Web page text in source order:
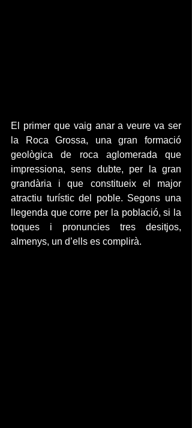
El primer que vaig anar a veure va ser
la Roca Grossa, una gran formació
geològica de roca aglomerada que
impressiona, sens dubte, per la gran
grandària i que constitueix el major
atractiu turístic del poble. Segons una
llegenda que corre per la població, si la
toques i pronuncies tres desitjos,
almenys, un d’ells es complirà.